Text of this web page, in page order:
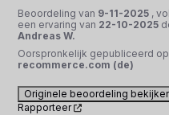
Beoordeling van 9-11-2025 ,
een ervaring van 22-10-2025
Andreas W.
Oorspronkelijk gepubliceerd op
recommerce.com (de)
Originele beoordeling
Rapporteer